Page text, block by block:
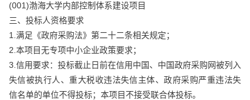
(001)渤海大学内部控制体系建设项目
三、投标人资格要求
1.满足《政府采购法》第二十二条相关规定；
2.本项目无专项中小企业政策要求；
3.信用要求：投标截止日前在信用中国、中国政府采购网被列入
失信被执行人、重大税收违法失信主体、政府采购严重违法失
信名单的单位不得投标；本项目不接受联合体投标。